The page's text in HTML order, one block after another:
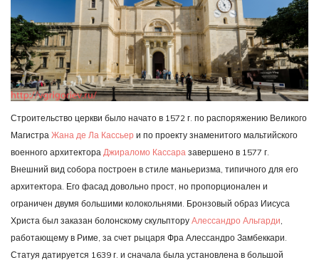
Строительство церкви было начато в 1572 г. по распоряжению Великого
Магистра Жана де Ла Кассьер и по проекту знаменитого мальтийского
военного архитектора Джираломо Кассара завершено в 1577 г.
Внешний вид собора построен в стиле маньеризма, типичного для его
архитектора. Его фасад довольно прост, но пропорционален и
ограничен двумя большими колокольнями. Бронзовый образ Иисуса
Христа был заказан болонскому скульптору Алессандро Альгарди
работающему в Риме, за счет рыцаря Фра Алессандро Замбеккари.
Статуя датируется 1639 г. и сначала была установлена в большой